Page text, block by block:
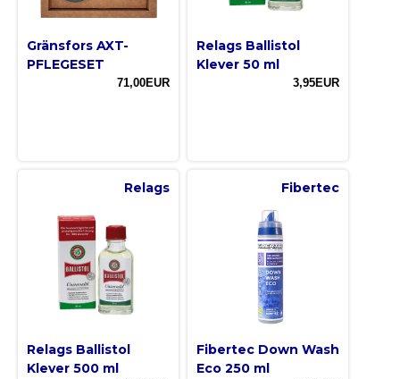
Gränsfors AXT-
PFLEGESET
71,00EUR
Relags Ballistol
Klever 50 ml
3,95EUR
Relags
Relags Ballistol
Klever 500 ml
Fibertec
Fibertec Down Wash
Eco 250 ml